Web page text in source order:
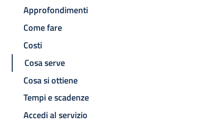
Approfondimenti
Come fare
Costi
Cosa serve
Cosa si ottiene
Tempi e scadenze
Accedi al servizio